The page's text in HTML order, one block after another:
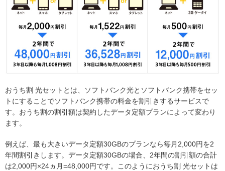
おうち割 光セットとは、ソフトバンク光とソフトバンク携帯をセッ
トにすることでソフトバンク携帯の料金を割引きするサービスで
す。おうち割の割引額は契約したデータ定額プランによって変わり
ます。
例えば、最も大きいデータ定額30GBのプランなら毎月2,000円を2
年間割引きします。データ定額30GBの場合、2年間の割引額の合計
は2,000円×24ヵ月=48,000円です。このようにおうち割 光セットは